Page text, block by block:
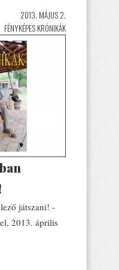
2013. MÁJUS 2.
FÉNYKÉPES KRÓNIKÁK
játszani! -
2013. április